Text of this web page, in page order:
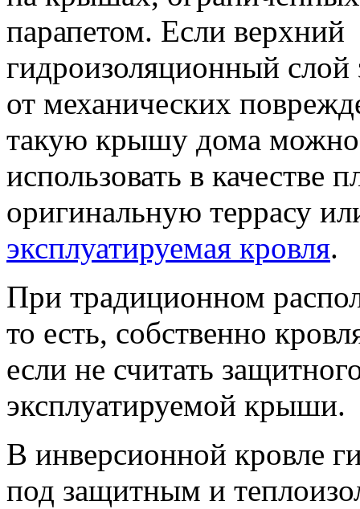
парапетом. Если верхний
гидроизоляционный слой
от механических
такую крышу дома можно
использовать в качестве
оригинальную террасу
эксплуатируемая кровля.
При традиционном
то есть, собственно
если не считать
эксплуатируемой крыши.
В инверсионной кровле
под защитным и